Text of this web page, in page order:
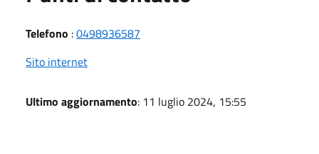
Telefono :0498936587
Sito internet
Ultimo aggiornamento: 11 luglio 2024, 15:55